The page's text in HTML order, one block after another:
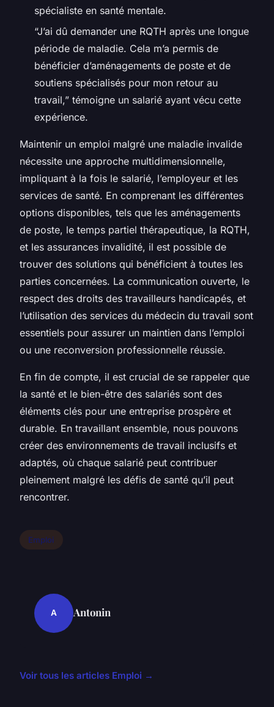
spécialiste en santé mentale.
“J’ai dû demander une RQTH après une longue
période de maladie. Cela m’a permis de
bénéficier d’aménagements de poste et de
soutiens spécialisés pour mon retour au
travail,” témoigne un salarié ayant vécu cette
expérience.
Maintenir un emploi malgré une maladie invalide
nécessite une approche multidimensionnelle,
impliquant à la fois le salarié, l’employeur et les
services de santé. En comprenant les différentes
options disponibles, tels que les aménagements
de poste, le temps partiel thérapeutique, la RQTH,
et les assurances invalidité, il est possible de
trouver des solutions qui bénéficient à toutes les
parties concernées. La communication ouverte, le
respect des droits des travailleurs handicapés, et
l’utilisation des services du médecin du travail sont
essentiels pour assurer un maintien dans l’emploi
ou une reconversion professionnelle réussie.
En fin de compte, il est crucial de se rappeler que
la santé et le bien-être des salariés sont des
éléments clés pour une entreprise prospère et
durable. En travaillant ensemble, nous pouvons
créer des environnements de travail inclusifs et
adaptés, où chaque salarié peut contribuer
pleinement malgré les défis de santé qu’il peut
rencontrer.
Emploi
A Antonin
Voir tous les articles Emploi →